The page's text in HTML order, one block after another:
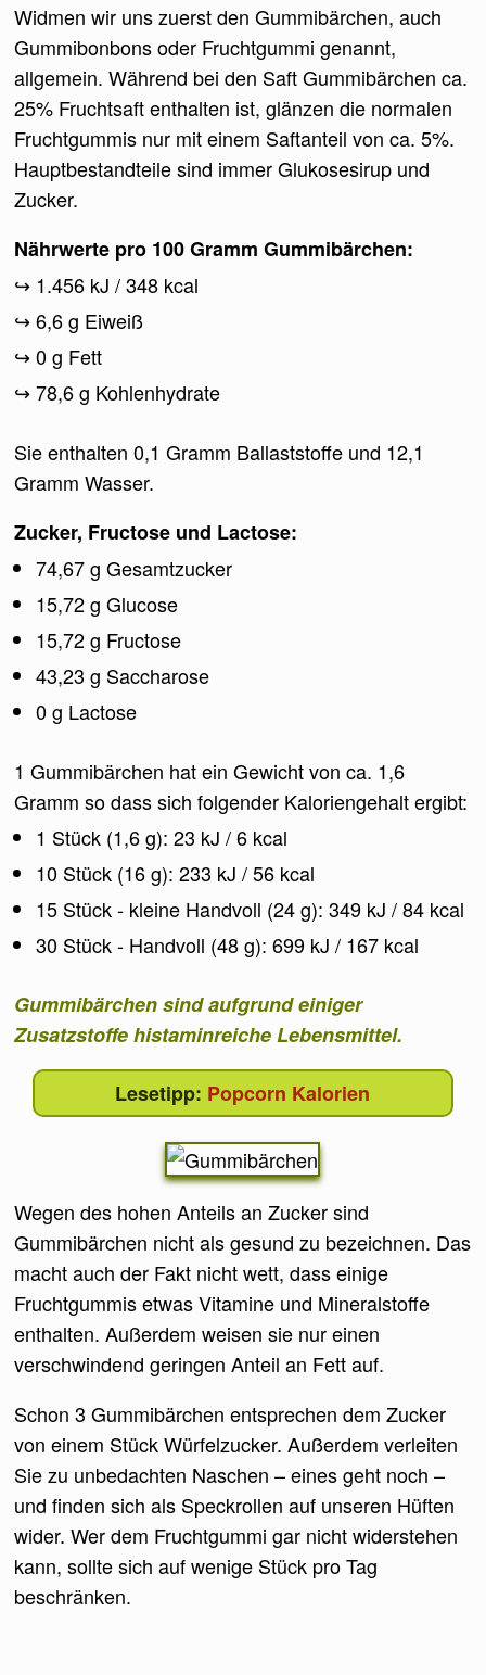
Widmen wir uns zuerst den Gummibärchen, auch
Gummibonbons oder Fruchtgummi genannt,
allgemein. Während bei den Saft Gummibärchen ca.
25% Fruchtsaft enthalten ist, glänzen die normalen
Fruchtgummis nur mit einem Saftanteil von ca. 5%.
Hauptbestandteile sind immer Glukosesirup und
Zucker.
Nährwerte pro 100 Gramm Gummibärchen:
1.456 kJ / 348 kcal
6,6 g Eiweiß
0 g Fett
78,6 g Kohlenhydrate
Sie enthalten 0,1 Gramm Ballaststoffe und 12,1
Gramm Wasser.
Zucker, Fructose und Lactose:
74,67 g Gesamtzucker
15,72 g Glucose
15,72 g Fructose
43,23 g Saccharose
0 g Lactose
1 Gummibärchen hat ein Gewicht von ca. 1,6
Gramm so dass sich folgender Kaloriengehalt ergibt:
1 Stück (1,6 g): 23 kJ / 6 kcal
10 Stück (16 g): 233 kJ / 56 kcal
15 Stück - kleine Handvoll (24 g): 349 kJ / 84 kcal
30 Stück - Handvoll (48 g): 699 kJ / 167 kcal
Gummibärchen sind aufgrund einiger
Zusatzstoffe histaminreiche Lebensmittel.
Popcorn Kalorien
Wegen des hohen Anteils an Zucker sind
Gummibärchen nicht als gesund zu bezeichnen. Das
macht auch der Fakt nicht wett, dass einige
Fruchtgummis etwas Vitamine und Mineralstoffe
enthalten. Außerdem weisen sie nur einen
verschwindend geringen Anteil an Fett auf.
Schon 3 Gummibärchen entsprechen dem Zucker
von einem Stück Würfelzucker. Außerdem verleiten
Sie zu unbedachten Naschen – eines geht noch –
und finden sich als Speckrollen auf unseren Hüften
wider. Wer dem Fruchtgummi gar nicht widerstehen
kann, sollte sich auf wenige Stück pro Tag
beschränken.